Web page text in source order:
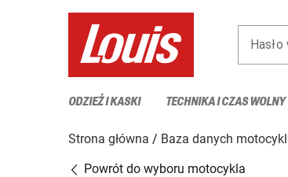
ODZIEŻ I KASKI TECHNIKA I CZAS WOLNY
Strona główna Baza danych
Powrót do wyboru motocykla